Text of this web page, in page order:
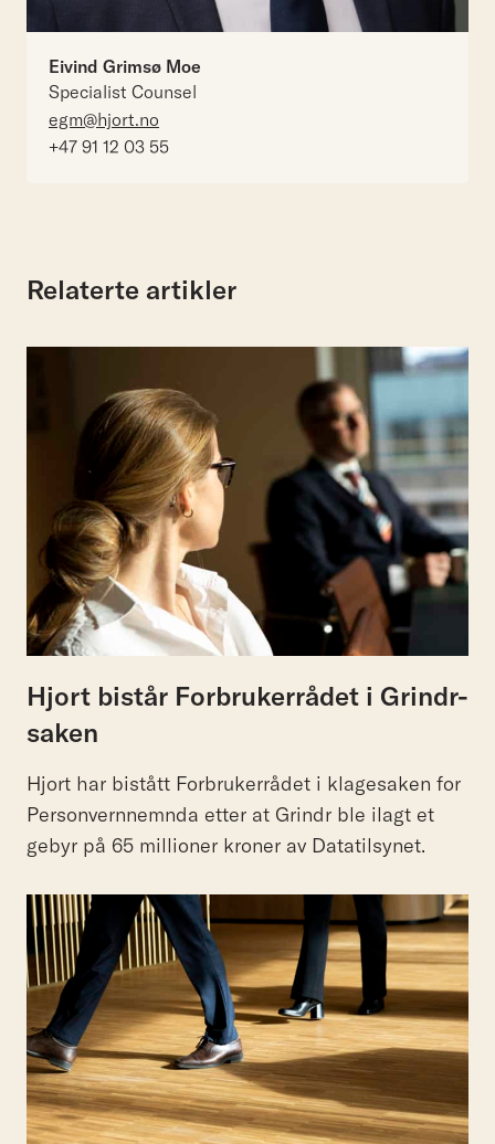
Eivind Grimsø Moe
Specialist Counsel
egm@hjort.no
+47 91 12 03 55
Relaterte artikler
Hjort bistår Forbrukerrådet i Grindr-
saken
Hjort har bistått Forbrukerrådet i klagesaken for
Personvernnemnda etter at Grindr ble ilagt et
gebyr på 65 millioner kroner av Datatilsynet.